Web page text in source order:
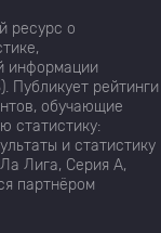
ресурс о
информации
рейтинги
обучающие
статистику:
и статистику
Лига, Серия А,
партнёром